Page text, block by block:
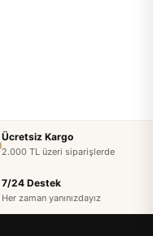
Ücretsiz Kargo
2.000 TL üzeri siparişlerde
7/24 Destek
Her zaman yanınızdayız